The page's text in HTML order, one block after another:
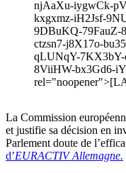
njAaXu-iygwCk-
kxgxmz-iH2Jsf-
9DBuKQ-79FauZ-
ctzsn7-j8X17o-
qLUNqY-7KX3bY-
8ViiHW-bx3Gd6-
La Commission
et justifie sa décision en
Parlement doute de
d’EURACTIV Allemagne.